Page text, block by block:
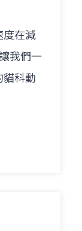
度在減
我們一
貓科動